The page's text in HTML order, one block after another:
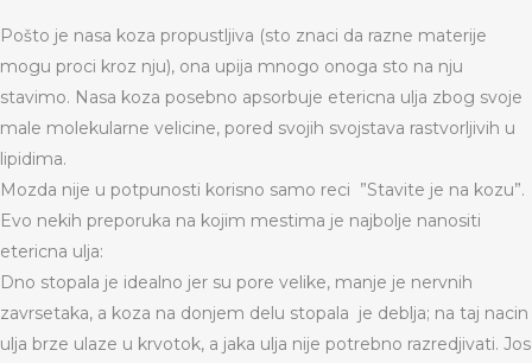
Pošto je nasa koza propustljiva (sto znaci da razne materije
mogu proci kroz nju), ona upija mnogo onoga sto na nju
stavimo. Nasa koza posebno apsorbuje etericna ulja zbog svoje
male molekularne velicine, pored svojih svojstava rastvorljivih u
lipidima.
Mozda nije u potpunosti korisno samo reci ”Stavite je na kozu”.
Evo nekih preporuka na kojim mestima je najbolje nanositi
etericna ulja:
Dno stopala je idealno jer su pore velike, manje je nervnih
zavrsetaka, a koza na donjem delu stopala je deblja; na taj nacin
ulja brze ulaze u krvotok, a jaka ulja nije potrebno razredjivati. Jos